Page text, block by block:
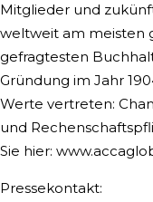
Mitglieder und
weltweit am meisten
gefragtesten
Gründung im Jahr
Werte vertreten:
und
Sie hier:
Pressekontakt: